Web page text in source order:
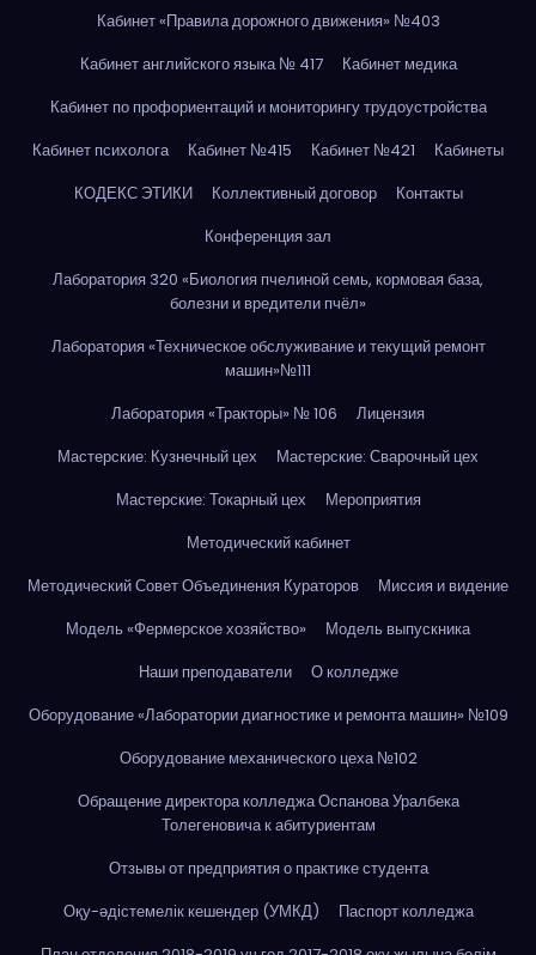
Кабинет «Правила дорожного движения» №403
Кабинет английского языка № 417
Кабинет медика
Кабинет по профориентаций и мониторингу трудоустройства
Кабинет психолога
Кабинет №415 Кабинет №421
Кабинеты
КОДЕКС ЭТИКИ
Коллективный договор
Контакты
Конференция зал
Лаборатория 320 «Биология пчелиной семь, кормовая база,
болезни и вредители пчёл»
Лаборатория «Техническое обслуживание и текущий ремонт
машин»№111
Лаборатория «Тракторы» № 106
Лицензия
Мастерские: Кузнечный цех
Мастерские: Сварочный цех
Мастерские: Токарный цех
Мероприятия
Методический кабинет
Методический Совет Объединения Кураторов
Миссия и видение
Модель «Фермерское хозяйство»
Модель выпускника
Наши преподаватели
О колледже
Оборудование «Лаборатории диагностике и ремонта машин» №109
Оборудование механического цеха №102
Обращение директора колледжа Оспанова Уралбека
Толегеновича к абитуриентам
Отзывы от предприятия о практике студента
Оқу-әдістемелік кешендер (УМКД)
Паспорт колледжа